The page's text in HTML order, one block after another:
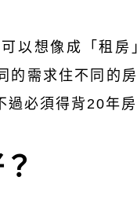
以想像成「租
的 需求住不同的
必須得背20年